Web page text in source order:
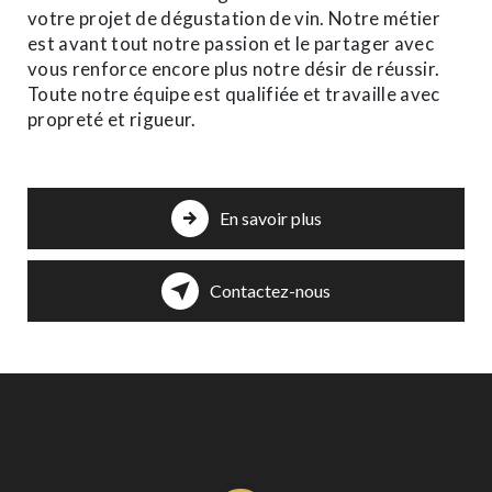
votre projet de dégustation de vin. Notre métier
est avant tout notre passion et le partager avec
vous renforce encore plus notre désir de réussir.
Toute notre équipe est qualifiée et travaille avec
propreté et rigueur.
En savoir plus
Contactez-nous